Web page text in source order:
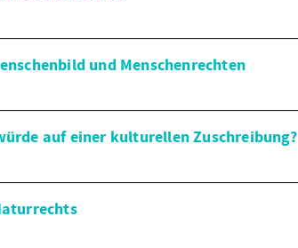
und Menschenrechten
auf einer kulturellen Zuschreibung?